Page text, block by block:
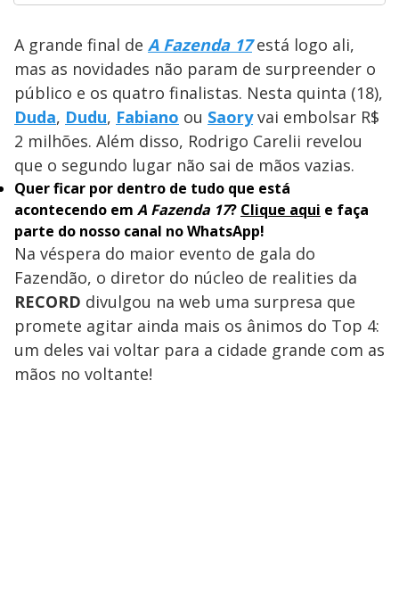
A grande final de A Fazenda 17está logo ali,
mas as novidades não param de surpreender o
público e os quatro finalistas. Nesta quinta (18),
Duda, Dudu, Fabiano ou Saoryvai embolsar R$
2 milhões. Além disso, Rodrigo Carelii revelou
que o segundo lugar não sai de mãos vazias.
Quer ficar por dentro de tudo que está
acontecendo em A Fazenda 17? Clique aqui e faça
parte do nosso canal no WhatsApp!
Na véspera do maior evento de gala do
Fazendão, o diretor do núcleo de realities da
RECORD divulgou na web uma surpresa que
promete agitar ainda mais os ânimos do Top 4:
um deles vai voltar para a cidade grande com as
mãos no voltante!